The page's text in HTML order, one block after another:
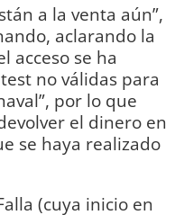
a la venta aún”,
aclarando la
acceso se ha
no válidas para
por lo que
el dinero en
se haya realizado
(cuya inicio en